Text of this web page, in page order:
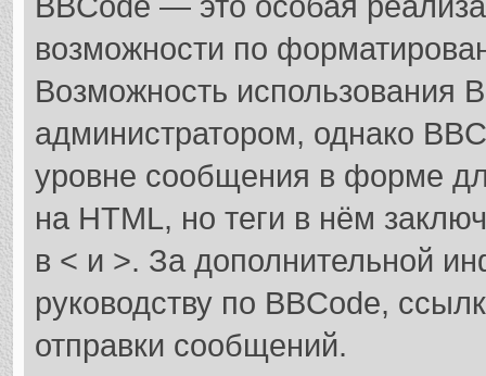
возможности по
Возможность использования
администратором, однако
уровне сообщения в форме
на HTML, но теги в нём
в < и >. За дополнительной
руководству по BBCode,
отправки сообщений.